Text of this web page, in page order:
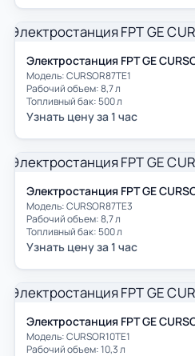
Электростанция FPT GE
Модель: СURSOR87TE1
Рабочий объем: 8,7 л
Топливный бак: 500 л
Узнать цену за 1 час
Электростанция FPT GE
Модель: СURSOR87TE3
Рабочий объем: 8,7 л
Топливный бак: 500 л
Узнать цену за 1 час
Электростанция FPT GE
Модель: СURSOR10TE1
Рабочий объем: 10,3 л